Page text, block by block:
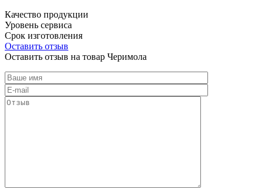
Качество продукции
Уровень сервиса
Срок изготовления
Оставить отзыв
Оставить отзыв на товар Черимола